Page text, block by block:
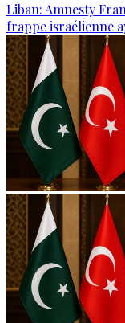
Liban: Amnesty
frappe israélienne